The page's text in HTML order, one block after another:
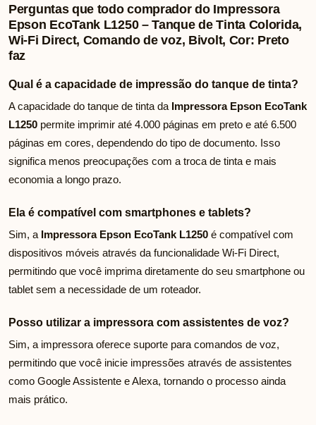
Perguntas que todo comprador do Impressora
Epson EcoTank L1250 – Tanque de Tinta Colorida,
Wi-Fi Direct, Comando de voz, Bivolt, Cor: Preto
faz
Qual é a capacidade de impressão do tanque de tinta?
A capacidade do tanque de tinta da Impressora Epson EcoTank
L1250 permite imprimir até 4.000 páginas em preto e até 6.500
páginas em cores, dependendo do tipo de documento. Isso
significa menos preocupações com a troca de tinta e mais
economia a longo prazo.
Ela é compatível com smartphones e tablets?
Sim, a Impressora Epson EcoTank L1250 é compatível com
dispositivos móveis através da funcionalidade Wi-Fi Direct,
permitindo que você imprima diretamente do seu smartphone ou
tablet sem a necessidade de um roteador.
Posso utilizar a impressora com assistentes de voz?
Sim, a impressora oferece suporte para comandos de voz,
permitindo que você inicie impressões através de assistentes
como Google Assistente e Alexa, tornando o processo ainda
mais prático.